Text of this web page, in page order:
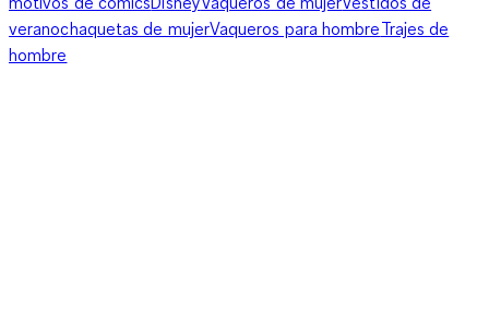
veranochaquetas de mujerVaqueros para hombreTrajes de
hombre